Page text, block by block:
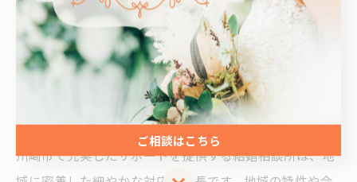
増えています。こうした体制が整っていることで、会員
は安心して活動に取り組むことができ、納得のいくパー
トナー探しへとつながります。
川崎市で充実したサポートの結婚相談所とは
川崎市で充実したサポートを提供する結婚相談所は、地
ご相談はこちら